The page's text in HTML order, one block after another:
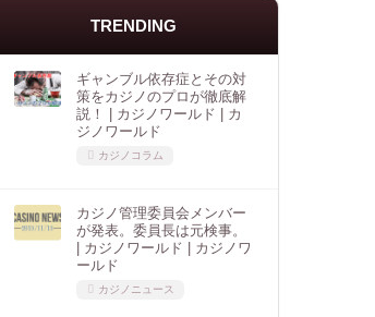
TRENDING
ギャンブル依存症とその対
策をカジノのプロが徹底解
説！ | カジノワールド | カ
ジノワールド
カジノコラム
カジノ管理委員会メンバー
が発表。委員長は元検事。
| カジノワールド | カジノワ
ールド
カジノニュース